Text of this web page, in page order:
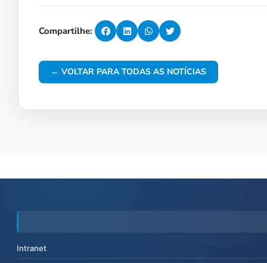
Compartilhe:
← VOLTAR PARA TODAS AS NOTÍCIAS
Intranet